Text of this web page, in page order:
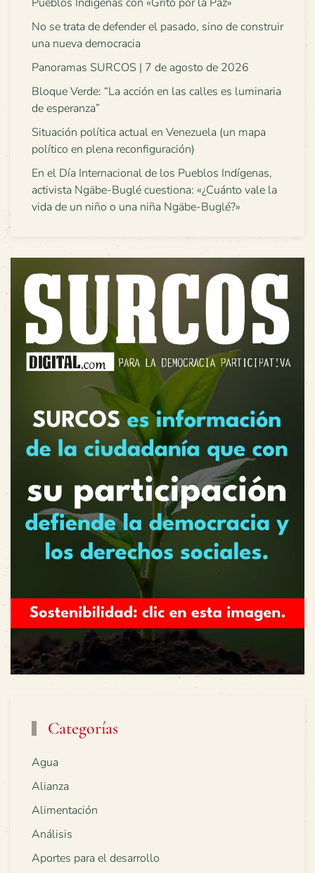
No se trata de defender el pasado, sino de construir
una nueva democracia
Panoramas SURCOS | 7 de agosto de 2026
Bloque Verde: “La acción en las calles es luminaria
de esperanza”
Situación política actual en Venezuela (un mapa
político en plena reconfiguración)
En el Día Internacional de los Pueblos Indígenas,
activista Ngäbe-Buglé cuestiona: «¿Cuánto vale la
vida de un niño o una niña Ngäbe-Buglé?»
Categorías
Agua
Alianza
Alimentación
Análisis
Aportes para el desarrollo